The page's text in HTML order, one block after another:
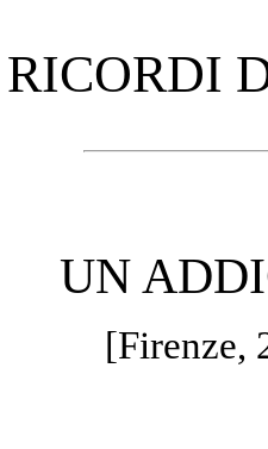
RICORDI
UN
[Firenze,